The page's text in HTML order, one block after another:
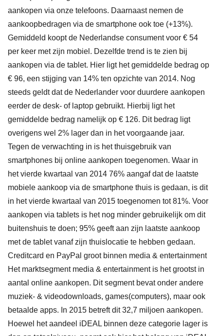
aankopen via onze telefoons. Daarnaast nemen de
aankoopbedragen via de smartphone ook toe (+13%).
Gemiddeld koopt de Nederlandse consument voor € 54
per keer met zijn mobiel. Dezelfde trend is te zien bij
aankopen via de tablet. Hier ligt het gemiddelde bedrag op
€ 96, een stijging van 14% ten opzichte van 2014. Nog
steeds geldt dat de Nederlander voor duurdere aankopen
eerder de desk- of laptop gebruikt. Hierbij ligt het
gemiddelde bedrag namelijk op € 126. Dit bedrag ligt
overigens wel 2% lager dan in het voorgaande jaar.
Tegen de verwachting in is het thuisgebruik van
smartphones bij online aankopen toegenomen. Waar in
het vierde kwartaal van 2014 76% aangaf dat de laatste
mobiele aankoop via de smartphone thuis is gedaan, is dit
in het vierde kwartaal van 2015 toegenomen tot 81%. Voor
aankopen via tablets is het nog minder gebruikelijk om dit
buitenshuis te doen; 95% geeft aan zijn laatste aankoop
met de tablet vanaf zijn thuislocatie te hebben gedaan.
Creditcard en PayPal groot binnen media & entertainment
Het marktsegment media & entertainment is het grootst in
aantal online aankopen. Dit segment bevat onder andere
muziek- & videodownloads, games(computers), maar ook
betaalde apps. In 2015 betreft dit 32,7 miljoen aankopen.
Hoewel het aandeel iDEAL binnen deze categorie lager is